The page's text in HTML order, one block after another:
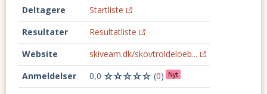
Deltagere
Startliste
Resultater
Resultatliste
Website
skiveam.dk/skovtroldeloeb...
Anmeldelser
0,0 (0) Nyt